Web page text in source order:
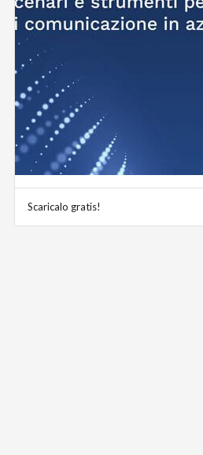
Scaricalo gratis!